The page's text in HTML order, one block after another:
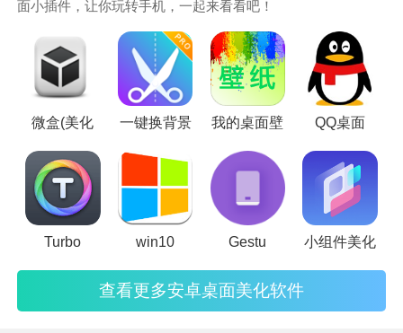
软件说明
所有的工具都是非常全面地为大家提供的，直接搜索。
小编点评
软件的内容十分地全面，能更加高效的加快成片的速
的空间，想要的工具都能在里面搜索的到。
上面就是关于
的介绍了，功能非常的齐全，如果感
觉还不错的话就下载试试吧，我们每天都有大量的软件
面小插件，让你玩转手机，一起来看看吧！
微盒(美化 一键换背景 我的桌面壁 QQ桌面
Turbo win10 Gestu 小组件美化
查看更多安卓桌面美化软件